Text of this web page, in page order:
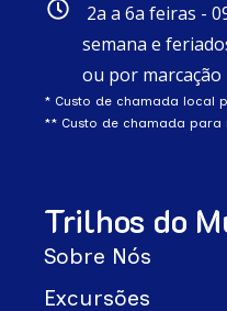
2a a 6a feiras -
semana e
ou por marcação
* Custo de chamada local
** Custo de chamada para
Trilhos do
Sobre Nós
Excursões